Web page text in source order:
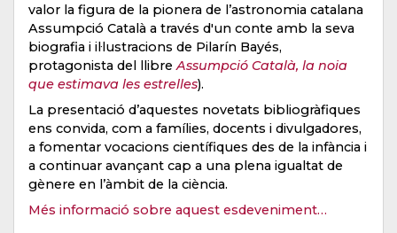
valor la figura de la pionera de l’astronomia catalana
Assumpció Català a través d'un conte amb la seva
biografia i il·lustracions de Pilarín Bayés,
protagonista del llibre Assumpció Català, la noia
que estimava les estrelles).
La presentació d’aquestes novetats bibliogràfiques
ens convida, com a famílies, docents i divulgadores,
a fomentar vocacions científiques des de la infància i
a continuar avançant cap a una plena igualtat de
gènere en l’àmbit de la ciència.
Més informació sobre aquest esdeveniment…